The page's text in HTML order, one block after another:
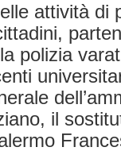
attività di
polizia
il